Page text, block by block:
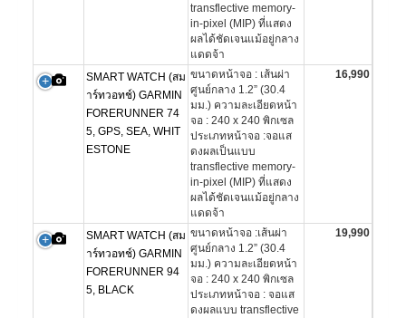
transflective memory-
in-pixel (MIP) ที่แสดง
ผลได้ชัดเจนแม้อยู่กลาง
แดดจ้า
SMART WATCH (สม
าร์ทวอทช์) GARMIN
FORERUNNER 74
5, GPS, SEA, WHIT
ESTONE
ขนาดหน้าจอ : เส้นผ่า
ศูนย์กลาง 1.2” (30.4
มม.) ความละเอียดหน้า
จอ : 240 x 240 พิกเซล
ประเภทหน้าจอ :จอแส
ดงผลเป็นแบบ
transflective memory-
in-pixel (MIP) ที่แสดง
ผลได้ชัดเจนแม้อยู่กลาง
แดดจ้า
16,990
SMART WATCH (สม
าร์ทวอทช์) GARMIN
FORERUNNER 94
5, BLACK
ขนาดหน้าจอ :เส้นผ่า
ศูนย์กลาง 1.2” (30.4
มม.) ความละเอียดหน้า
จอ : 240 x 240 พิกเซล
ประเภทหน้าจอ : จอแส
ดงผลแบบ transflective
19,990